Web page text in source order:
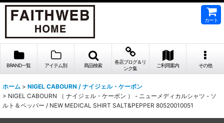
カート
BRAND一覧 アイテム別 商品検索
各店ブログ＆リ
ンク集
ご利用案内 その他
ホーム > NIGEL CABOURN / ナイジェル・ケーボン
> NIGEL CABOURN （ ナイジェル・ケーボン ） - ニューメディカルシャツ - ソ
ルト＆ペッパー / NEW MEDICAL SHIRT SALT&PEPPER 80520010051